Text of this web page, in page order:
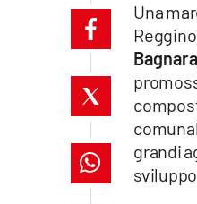
cosenzachannel.it
ilvibonese.it
catanzarochannel.it
Una
grandi